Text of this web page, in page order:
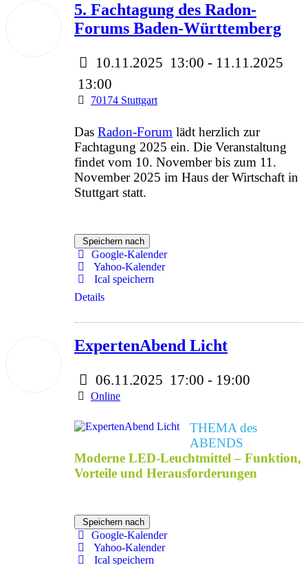
5. Fachtagung des Radon-
Forums Baden-Württemberg
10.11.2025 13:00 - 11.11.2025
13:00
70174 Stuttgart
Das Radon-Forum lädt herzlich zur
Fachtagung 2025 ein. Die Veranstaltung
findet vom 10. November bis zum 11.
November 2025 im Haus der Wirtschaft in
Stuttgart statt.
Speichern nach
Google-Kalender
Yahoo-Kalender
Ical speichern
Details
ExpertenAbend Licht
06.11.2025 17:00 - 19:00
Online
THEMA des
ABENDS
Moderne LED-Leuchtmittel – Funktion,
Vorteile und Herausforderungen
Speichern nach
Google-Kalender
Yahoo-Kalender
Ical speichern